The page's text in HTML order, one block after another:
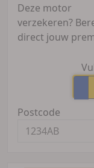
Deze motor
verzekeren?
direct jouw
Postcode